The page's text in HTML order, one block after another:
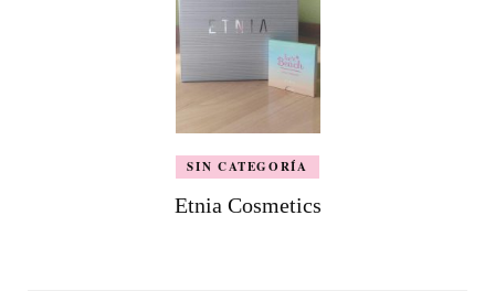
SIN CATEGORÍA
Etnia Cosmetics